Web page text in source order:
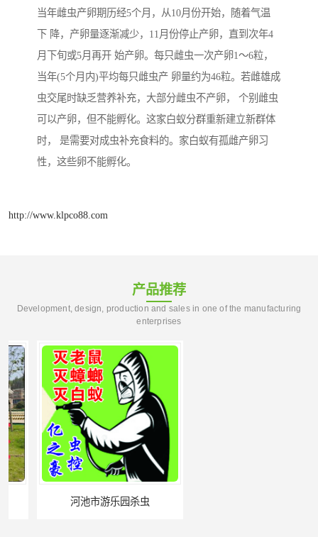
当年雌虫产卵期历经5个月，从10月份开始，随着气温
下 降，产卵量逐渐减少，11月份停止产卵，直到次年4
月下旬或5月再开 始产卵。每只雌虫一次产卵1～6粒，
当年(5个月内)平均每只雌虫产 卵量约为46粒。若雌雄成
虫交尾时缺乏营养补充，大部分雌虫不产卵， 个别雌虫
可以产卵，但不能孵化。这家白蚁分群重新建立新群体
时， 是需要对成虫补充食料的。家白蚁有孤雌产卵习
性，这些卵不能孵化。
http://www.klpco88.com
产品推荐
Development, design, production and sales in one of the manufacturing
enterprises
河池市游乐园杀虫